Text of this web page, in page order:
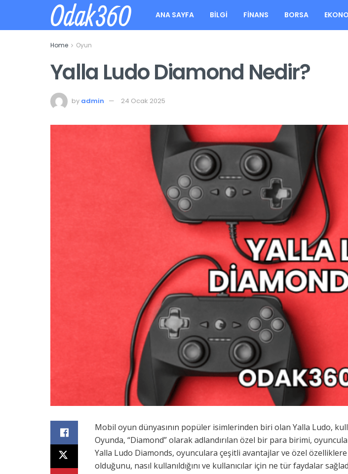
Odak360 ANA SAYFA BILGI FINANS BORSA
Home Oyun
Yalla Ludo Diamond Nedir?
by admin 24 Ocak 2025
Mobil oyun dünyasının popüler isimlerinden biri olan Yalla Ludo,
Oyunda, “Diamond” olarak adlandırılan özel bir para birimi,
Yalla Ludo Diamonds, oyunculara çeşitli avantajlar ve özel özelliklere
olduğunu, nasıl kullanıldığını ve kullanıcılar için ne tür faydalar